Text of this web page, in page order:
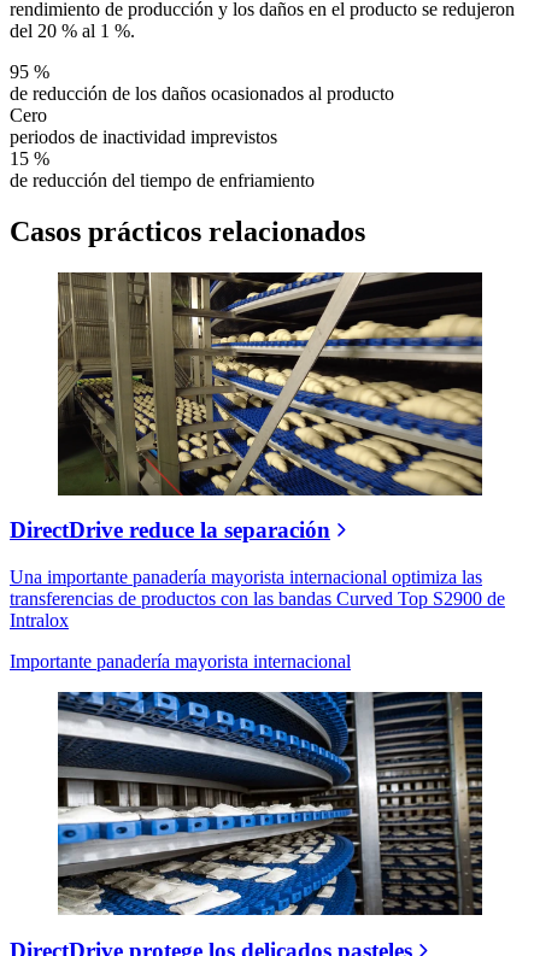
rendimiento de producción y los daños en el producto se redujeron
del 20 % al 1 %.
95 %
de reducción de los daños ocasionados al producto
Cero
periodos de inactividad imprevistos
15 %
de reducción del tiempo de enfriamiento
Casos prácticos relacionados
DirectDrive reduce la separación
Una importante panadería mayorista internacional optimiza las
transferencias de productos con las bandas Curved Top S2900 de
Intralox
Importante panadería mayorista internacional
DirectDrive protege los delicados pasteles